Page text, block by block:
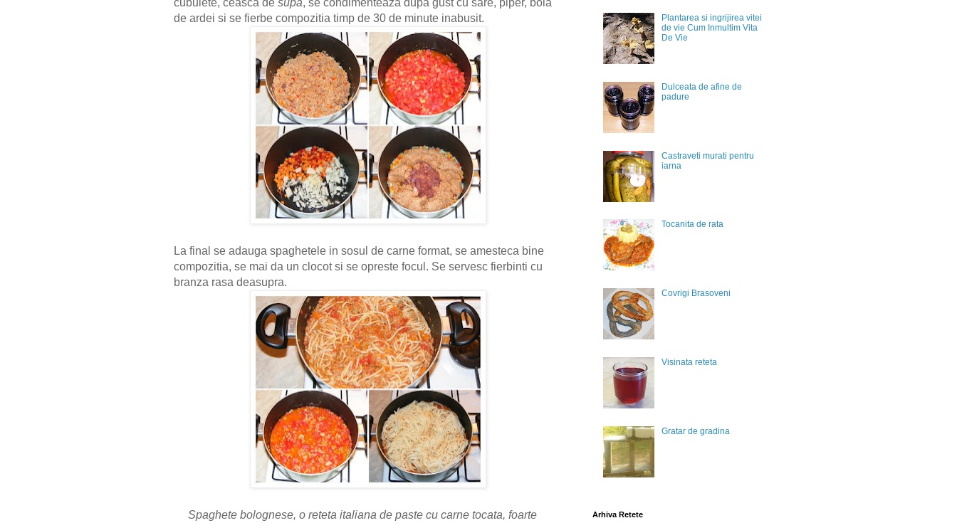
de ardei si se fierbe compozitia timp de 30 de minute inabusit.
La final se adauga spaghetele in sosul de carne format, se amesteca bine
compozitia, se mai da un clocot si se opreste focul. Se servesc fierbinti cu
branza rasa deasupra.
Spaghete bolognese, o reteta italiana de paste cu carne tocata, foarte
Plantarea si ingrijirea vitei
de vie Cum Inmultim Vita
De Vie
Dulceata de afine de
padure
Castraveti murati pentru
iarna
Tocanita de rata
Covrigi Brasoveni
Visinata reteta
Gratar de gradina
Arhiva Retete